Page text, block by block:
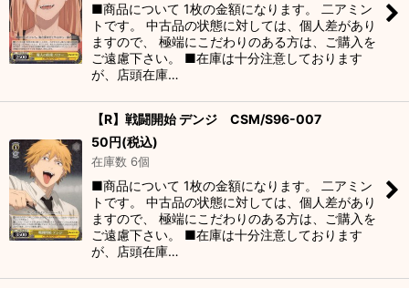
■商品について 1枚の金額になります。 二アミン
トです。 中古品の状態に対しては、個人差があり
ますので、 極端にこだわりのある方は、ご購入を
ご遠慮下さい。 ■在庫は十分注意しております
が、店頭在庫…
【R】戦闘開始 デンジ CSM/S96-007
50円(税込)
在庫数 6個
■商品について 1枚の金額になります。 二アミン
トです。 中古品の状態に対しては、個人差があり
ますので、 極端にこだわりのある方は、ご購入を
ご遠慮下さい。 ■在庫は十分注意しております
が、店頭在庫…